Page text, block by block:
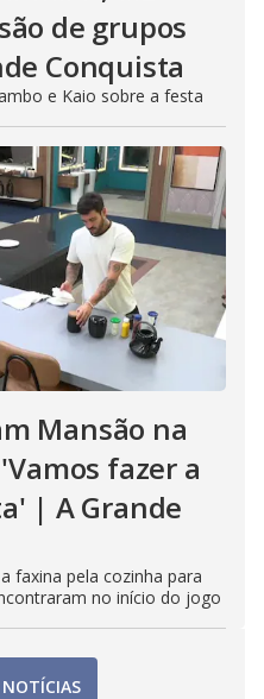
de grupos
Conquista
e Kaio sobre a festa
Mansão na
fazer a
| A Grande
faxina pela cozinha para
no início do jogo